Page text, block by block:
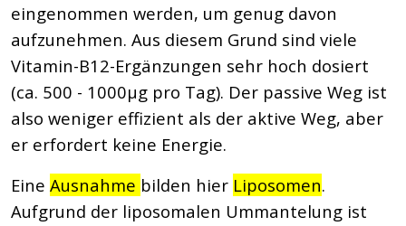
eingenommen werden, um genug davon
aufzunehmen. Aus diesem Grund sind viele
Vitamin-B12-Ergänzungen sehr hoch dosiert
(ca. 500 - 1000µg pro Tag). Der passive Weg ist
also weniger effizient als der aktive Weg, aber
er erfordert keine Energie.
Eine Ausnahme bilden hier Liposomen.
Aufgrund der liposomalen Ummantelung ist